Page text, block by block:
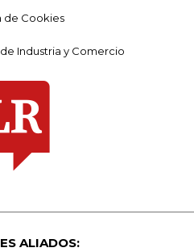
de Cookies
Industria y Comercio
ALIADOS: